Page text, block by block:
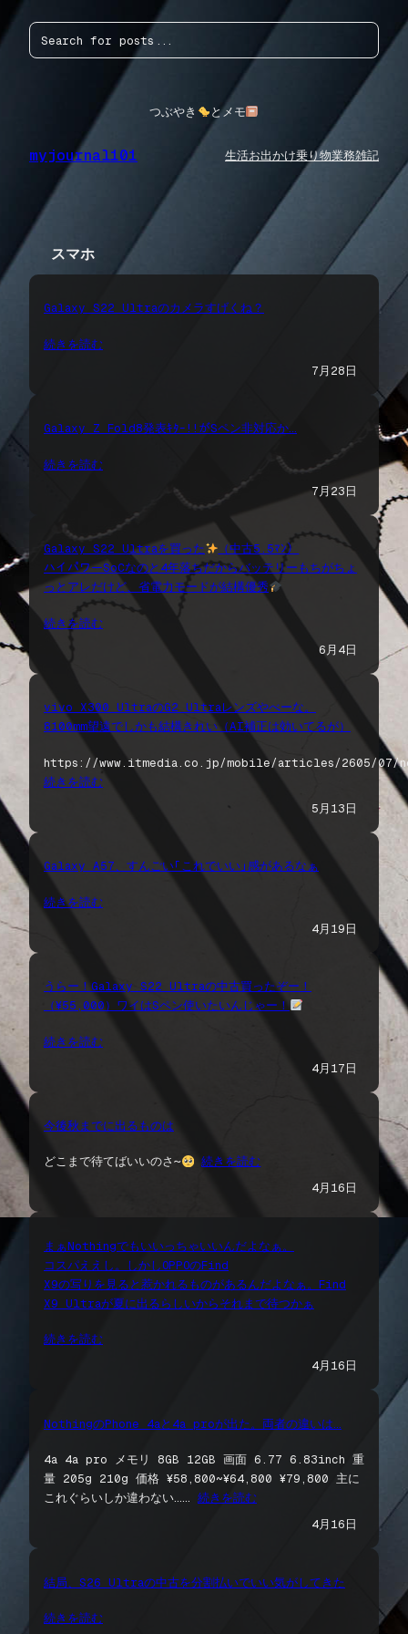
内
容
検
索
つぶやき とメモ
myjournal101 生活お出かけ乗り物業務雑記
スマホ
Galaxy S22 Ultraのカメラすげくね？
続きを読む
7月28日
Galaxy Z Fold8発表ｷﾀｰ!!がSペン非対応か…
続きを読む
7月23日
Galaxy S22 Ultraを買った
（中古5.5ﾏﾝ）
ハイパワーSoCなのと4年落ちだからバッテリーもちがちょ
っとアレだけど、省電力モードが結構優秀
続きを読む
6月4日
vivo X300 UltraのG2 Ultraレンズやべーな。
8100mm望遠でしかも結構きれい（AI補正は効いてるが）
https://www.itmedia.co.jp/mobile/articles/2605/07/
続きを読む
5月13日
Galaxy A57、すんごい「これでいい」感があるなぁ
続きを読む
4月19日
うらー！Galaxy S22 Ultraの中古買ったぞー！
（¥55,000）ワイはSペン使いたいんじゃー！
続きを読む
4月17日
今後秋までに出るものは
どこまで待てばいいのさ〜
続きを読む
4月16日
まぁNothingでもいいっちゃいいんだよなぁ。
コスパええし。しかしOPPOのFind
X9の写りを見ると惹かれるものがあるんだよなぁ。Find
X9 Ultraが夏に出るらしいからそれまで待つかぁ
続きを読む
4月16日
NothingのPhone 4aと4a proが出た。両者の違いは…
4a 4a pro メモリ 8GB 12GB 画面 6.77 6.83inch 重
量 205g 210g 価格 ¥58,800~¥64,800 ¥79,800 主に
これぐらいしか違わない…… 続きを読む
4月16日
結局、S26 Ultraの中古を分割払いでいい気がしてきた
続きを読む